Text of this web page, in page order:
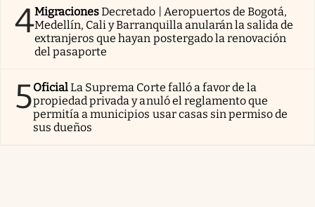
4MigracionesDecretado | Aeropuertos de Bogotá,
Medellín, Cali y Barranquilla anularán la salida de
extranjeros que hayan postergado la renovación
del pasaporte
5OficialLa Suprema Corte falló a favor de la
propiedad privada y anuló el reglamento que
permitía a municipios usar casas sin permiso de
sus dueños